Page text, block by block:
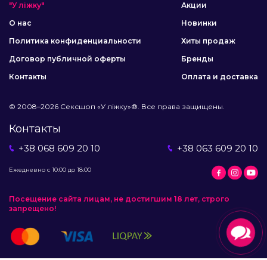
"У ліжку"
О нас
Политика конфиденциальности
Договор публичной оферты
Контакты
Акции
Новинки
Хиты продаж
Бренды
Оплата и доставка
© 2008–2026 Сексшоп «У ліжку»®. Все права защищены.
Контакты
+38 068 609 20 10 +38 063 609 20 10
Ежедневно с 10:00 до 18:00
Посещение сайта лицам, не достигшим 18 лет, строго
запрещено!